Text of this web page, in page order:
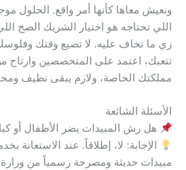
ونعيش معاها كأنها أمر واقع. الحلول
اللي تحتاجه هو اختيار الشريك الصح
زي ما تخاف عليه. لا تضيع وقتك
تتعبك، اعتمد على المتخصصين وارتاح
مملكتك الخاصة، ولازم يبقى نظيف
الأسئلة الشائعة
هل رش المبيدات يضر الأطفال أو
الإجابة: لا، إطلاقاً. عند الاستعانة
مبيدات حديثة ومصرحة رسمياً من